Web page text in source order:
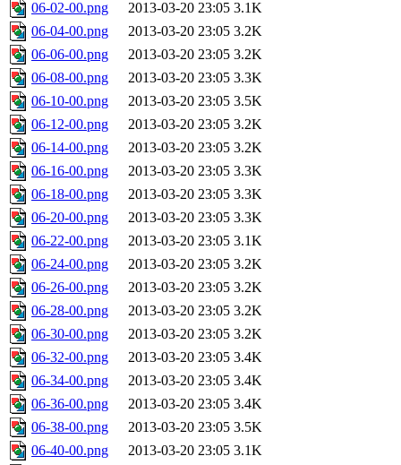
06-02-00.png
2013-03-20 23:05 3.1K
06-04-00.png
2013-03-20 23:05 3.2K
06-06-00.png
2013-03-20 23:05 3.2K
06-08-00.png
2013-03-20 23:05 3.3K
06-10-00.png
2013-03-20 23:05 3.5K
06-12-00.png
2013-03-20 23:05 3.2K
06-14-00.png
2013-03-20 23:05 3.2K
06-16-00.png
2013-03-20 23:05 3.3K
06-18-00.png
2013-03-20 23:05 3.3K
06-20-00.png
2013-03-20 23:05 3.3K
06-22-00.png
2013-03-20 23:05 3.1K
06-24-00.png
2013-03-20 23:05 3.2K
06-26-00.png
2013-03-20 23:05 3.2K
06-28-00.png
2013-03-20 23:05 3.2K
06-30-00.png
2013-03-20 23:05 3.2K
06-32-00.png
2013-03-20 23:05 3.4K
06-34-00.png
2013-03-20 23:05 3.4K
06-36-00.png
2013-03-20 23:05 3.4K
06-38-00.png
2013-03-20 23:05 3.5K
06-40-00.png
2013-03-20 23:05 3.1K